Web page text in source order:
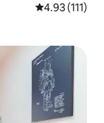
औसत रेटिंग 5 में से
4.93 (111)